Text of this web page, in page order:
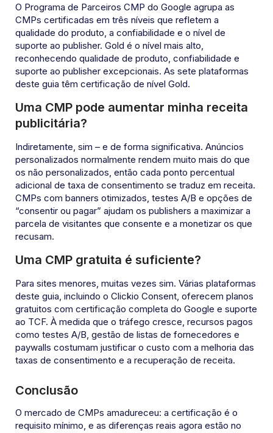
O Programa de Parceiros CMP do Google agrupa as
CMPs certificadas em três níveis que refletem a
qualidade do produto, a confiabilidade e o nível de
suporte ao publisher. Gold é o nível mais alto,
reconhecendo qualidade de produto, confiabilidade e
suporte ao publisher excepcionais. As sete plataformas
deste guia têm certificação de nível Gold.
Uma CMP pode aumentar minha receita
publicitária?
Indiretamente, sim – e de forma significativa. Anúncios
personalizados normalmente rendem muito mais do que
os não personalizados, então cada ponto percentual
adicional de taxa de consentimento se traduz em receita.
CMPs com banners otimizados, testes A/B e opções de
“consentir ou pagar” ajudam os publishers a maximizar a
parcela de visitantes que consente e a monetizar os que
recusam.
Uma CMP gratuita é suficiente?
Para sites menores, muitas vezes sim. Várias plataformas
deste guia, incluindo o Clickio Consent, oferecem planos
gratuitos com certificação completa do Google e suporte
ao TCF. À medida que o tráfego cresce, recursos pagos
como testes A/B, gestão de listas de fornecedores e
paywalls costumam justificar o custo com a melhoria das
taxas de consentimento e a recuperação de receita.
Conclusão
O mercado de CMPs amadureceu: a certificação é o
requisito mínimo, e as diferenças reais agora estão no